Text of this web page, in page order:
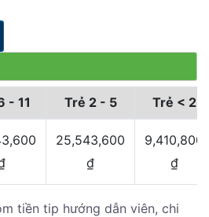
- 11 Trẻ 2 - 5 Trẻ < 2
25,543,600
₫
9,410,800
₫
tiền tip hướng dẫn viên, chi